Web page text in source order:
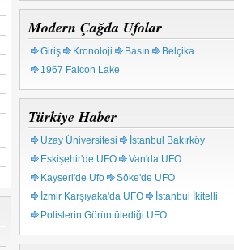
Modern Çağda Ufolar
Giriş Kronoloji Basın
Belçika
1967 Falcon Lake
Türkiye Haber
Uzay Üniversitesi
İstanbul Bakırköy
Eskişehir'de UFO
Van'da UFO
Kayseri'de Ufo
Söke'de UFO
İzmir Karşıyaka'da UFO
İstanbul İkitelli
Polislerin Görüntülediği UFO